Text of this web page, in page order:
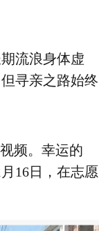
流浪身体虚
寻亲之路始终
频。幸运的
16日，在志愿